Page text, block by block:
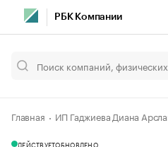
РБК Компании
Главная ИП Гаджиева Диана
ДЕЙСТВУЕТОБНОВЛЕНО